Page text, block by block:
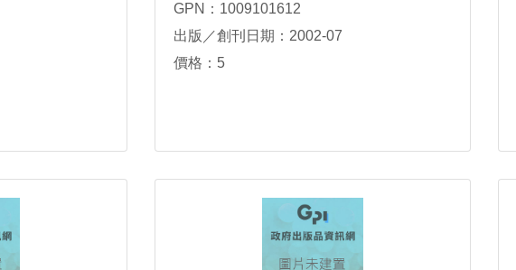
GPN：1009101612
出版／創刊日期：2002-07
價格：5